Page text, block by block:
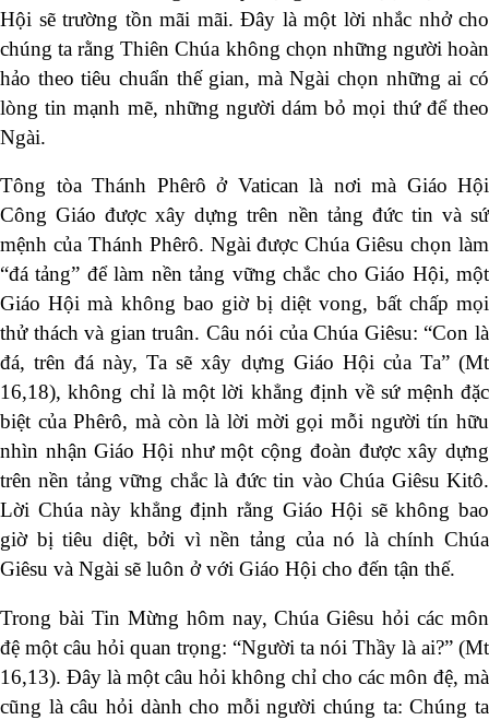
Hội sẽ trường tồn mãi mãi. Đây là một lời nhắc nhở cho
chúng ta rằng Thiên Chúa không chọn những người hoàn
hảo theo tiêu chuẩn thế gian, mà Ngài chọn những ai có
lòng tin mạnh mẽ, những người dám bỏ mọi thứ để theo
Ngài.
Tông tòa Thánh Phêrô ở Vatican là nơi mà Giáo Hội
Công Giáo được xây dựng trên nền tảng đức tin và sứ
mệnh của Thánh Phêrô. Ngài được Chúa Giêsu chọn làm
“đá tảng” để làm nền tảng vững chắc cho Giáo Hội, một
Giáo Hội mà không bao giờ bị diệt vong, bất chấp mọi
thử thách và gian truân. Câu nói của Chúa Giêsu: “Con là
đá, trên đá này, Ta sẽ xây dựng Giáo Hội của Ta” (Mt
16,18), không chỉ là một lời khẳng định về sứ mệnh đặc
biệt của Phêrô, mà còn là lời mời gọi mỗi người tín hữu
nhìn nhận Giáo Hội như một cộng đoàn được xây dựng
trên nền tảng vững chắc là đức tin vào Chúa Giêsu Kitô.
Lời Chúa này khẳng định rằng Giáo Hội sẽ không bao
giờ bị tiêu diệt, bởi vì nền tảng của nó là chính Chúa
Giêsu và Ngài sẽ luôn ở với Giáo Hội cho đến tận thế.
Trong bài Tin Mừng hôm nay, Chúa Giêsu hỏi các môn
đệ một câu hỏi quan trọng: “Người ta nói Thầy là ai?” (Mt
16,13). Đây là một câu hỏi không chỉ cho các môn đệ, mà
cũng là câu hỏi dành cho mỗi người chúng ta: Chúng ta